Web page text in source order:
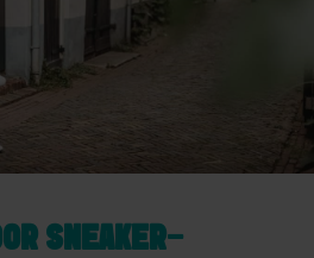
SNEAKER-